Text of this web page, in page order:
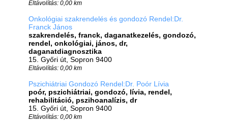
Eltávolítás: 0,00 km
Onkológiai szakrendelés és gondozó Rendel:Dr.
Franck János
szakrendelés, franck, daganatkezelés, gondozó,
rendel, onkológiai, jános, dr,
daganatdiagnosztika
15. Győri út, Sopron 9400
Eltávolítás: 0,00 km
Pszichiátriai Gondozó Rendel:Dr. Poór Lívia
poór, pszichiátriai, gondozó, lívia, rendel,
rehabilitáció, pszihoanalízis, dr
15. Győri út, Sopron 9400
Eltávolítás: 0,00 km